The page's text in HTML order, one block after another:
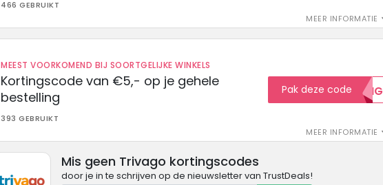
466 GEBRUIKT
MEER INFORMATIE
MEEST VOORKOMEND BIJ SOORTGELIJKE WINKELS
Kortingscode van €5,- op je gehele
bestelling
393 GEBRUIKT
MEER INFORMATIE
Pak deze code5KORTING
Mis geen Trivago kortingscodes
door je in te schrijven op de nieuwsletter van TrustDeals!